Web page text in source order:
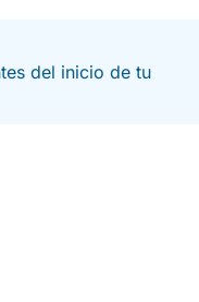
del inicio de tu